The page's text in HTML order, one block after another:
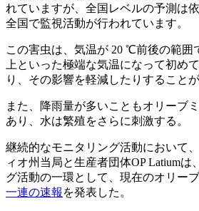
れていますが、全国レベルの予測は
全国で監視活動が行われています。
この害虫は、気温が 20 ℃前後の範囲
上といった極端な気温になって初め
り、その影響を軽減したりすることが
また、降雨量が多いこともオリーブ
あり、水は繁殖をさらに刺激する。
継続的なモニタリング活動において
ィオ州当局と生産者団体OP Latiumは
グ活動の一環として、現在のオリー
一連の速報 を発表した。